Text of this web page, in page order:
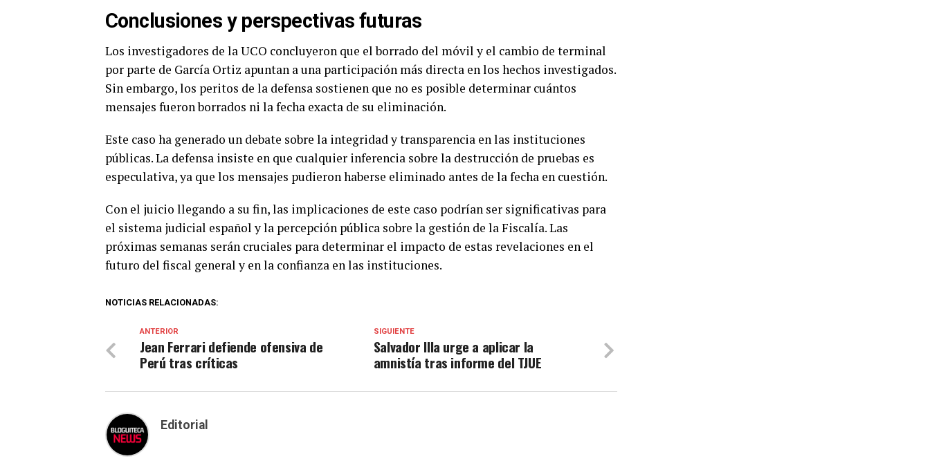
Conclusiones y perspectivas futuras
Los investigadores de la UCO concluyeron que el borrado del móvil y el cambio de terminal
por parte de García Ortiz apuntan a una participación más directa en los hechos investigados.
Sin embargo, los peritos de la defensa sostienen que no es posible determinar cuántos
mensajes fueron borrados ni la fecha exacta de su eliminación.
Este caso ha generado un debate sobre la integridad y transparencia en las instituciones
públicas. La defensa insiste en que cualquier inferencia sobre la destrucción de pruebas es
especulativa, ya que los mensajes pudieron haberse eliminado antes de la fecha en cuestión.
Con el juicio llegando a su fin, las implicaciones de este caso podrían ser significativas para
el sistema judicial español y la percepción pública sobre la gestión de la Fiscalía. Las
próximas semanas serán cruciales para determinar el impacto de estas revelaciones en el
futuro del fiscal general y en la confianza en las instituciones.
NOTICIAS RELACIONADAS:
SIGUIENTE
Salvador Illa urge a aplicar la
amnistía tras informe del TJUE
ANTERIOR
Jean Ferrari defiende ofensiva de
Perú tras críticas
Editorial